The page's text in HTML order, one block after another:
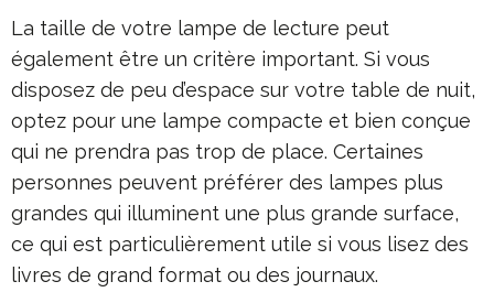
La taille de votre lampe de lecture peut
également être un critère important. Si vous
disposez de peu d’espace sur votre table de nuit,
optez pour une lampe compacte et bien conçue
qui ne prendra pas trop de place. Certaines
personnes peuvent préférer des lampes plus
grandes qui illuminent une plus grande surface,
ce qui est particulièrement utile si vous lisez des
livres de grand format ou des journaux.